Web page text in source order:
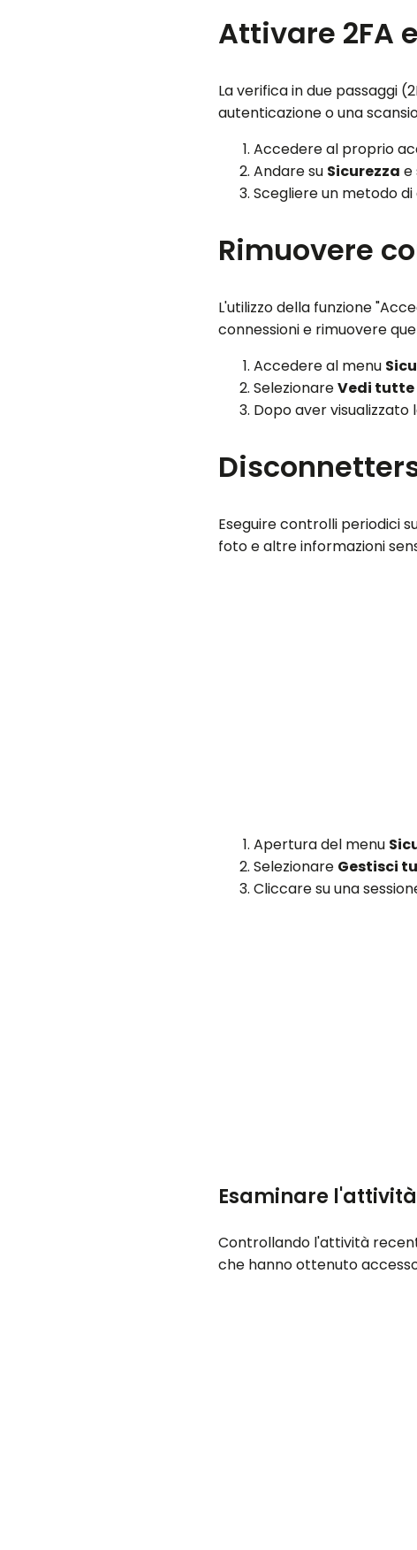
Attivare 2FA
La verifica in due passaggi
autenticazione o una
Accedere al proprio
Andare su Sicurezza e
Scegliere un metodo
Rimuovere
L'utilizzo della funzione
connessioni e rimuovere
Accedere al menu
SelezionareVedi tutte
Dopo aver
Eseguire controlli periodici
foto e altre informazioni
Apertura del menu
Selezionare Gestisci
Cliccare su una
Esaminare
Controllando l'attività
che hanno ottenuto